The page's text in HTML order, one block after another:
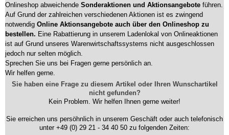
Onlineshop abweichende Sonderaktionen und Aktionsangebote führen.
Auf Grund der zahlreichen verschiedenen Aktionen ist es zwingend
notwendig Online Aktionsangebote auch über den Onlineshop zu
bestellen. Eine Rabattierung in unserem Ladenlokal von Onlineaktionen
ist auf Grund unseres Warenwirtschaftssystems nicht ausgeschlossen
jedoch nur selten möglich.
Sprechen Sie uns bei Fragen gerne persönlich an.
Wir helfen gerne.
Sie haben eine Frage zu diesem Artikel oder Ihren Wunschartikel
nicht gefunden?
Kein Problem. Wir helfen Ihnen gerne weiter!
Sie erreichen uns persöhnlich in unserem Geschäft oder auch telefonisch
unter +49 (0) 29 21 - 34 40 50 zu folgenden Zeiten: